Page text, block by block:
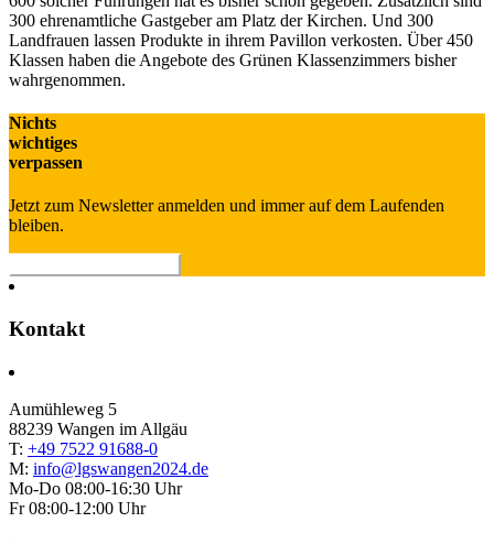
300 ehrenamtliche Gastgeber am Platz der Kirchen. Und 300
Landfrauen lassen Produkte in ihrem Pavillon verkosten. Über 450
Klassen haben die Angebote des Grünen Klassenzimmers bisher
wahrgenommen.
Nichts
wich­ti­ges
verpassen
Jetzt zum Newsletter anmelden und immer auf dem Laufenden
bleiben.
Kontakt
Aumühleweg 5
88239 Wangen im Allgäu
T: +49 7522 91688-0
M: info@lgswangen2024.de
Mo-Do 08:00-16:30 Uhr
Fr 08:00-12:00 Uhr